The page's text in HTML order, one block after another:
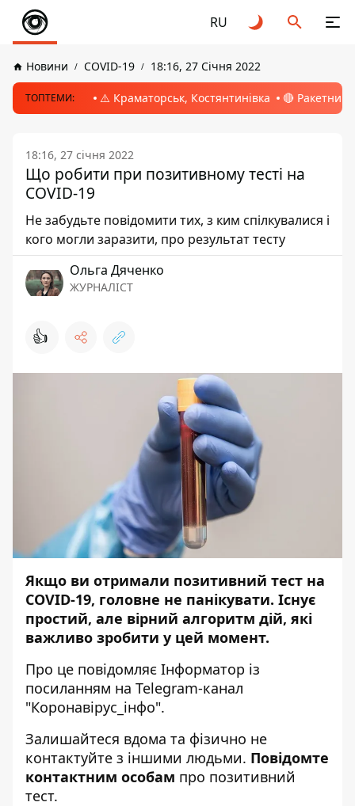
RU
Новини COVID-19 18:16, 27 Січня 2022
ТОПТЕМИ: ⚠️ Краматорськ, Костянтинівка 🔴 Ракетний
18:16, 27 січня 2022
Що робити при позитивному тесті на
COVID-19
Не забудьте повідомити тих, з ким спілкувалися і
кого могли заразити, про результат тесту
Ольга Дяченко
ЖУРНАЛІСТ
👍
Якщо ви отримали позитивний тест на
COVID-19, головне не панікувати. Існує
простий, але вірний алгоритм дій, які
важливо зробити у цей момент.
Про це повідомляє Інформатор із
посиланням на Telegram-канал
"Коронавірус_інфо".
Залишайтеся вдома та фізично не
контактуйте з іншими людьми. Повідомте
контактним особам про позитивний
тест.